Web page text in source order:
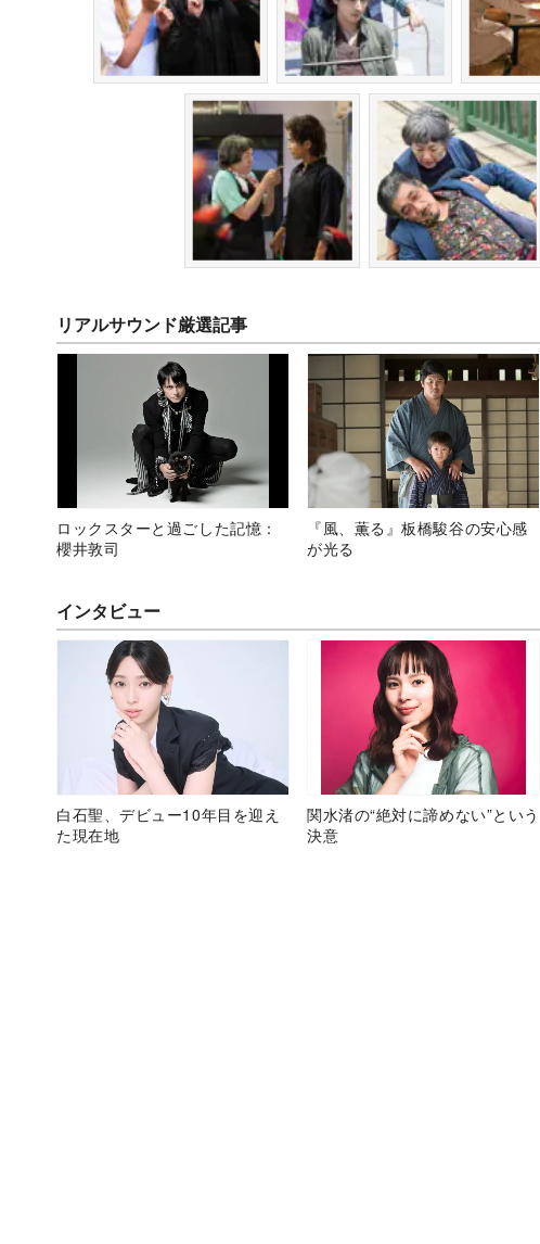
リアルサウンド厳選記事
ロックスターと過ごした記憶：
櫻井敦司
『風、薫る』板橋駿谷の安心感
が光る
インタビュー
白石聖、デビュー10年目を迎え
た現在地
関水渚の“絶対に諦めない”という
決意